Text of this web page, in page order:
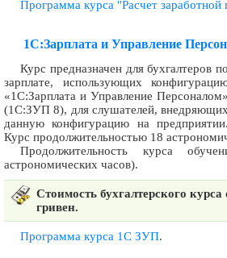
Программа курса "Расчет
1С:Зарплата и Управление
Курс предназначен для бухгалтеров по
зарплате, использующих
«1С:Зарплата и Управление Персоналом»
(1С:ЗУП 8), для слушателей, внедряющих
данную конфигурацию на предприятии.
Курс продолжительностью 18
Продолжительность курса
астрономических часов).
Стоимость бухгалтерского курса
гривен.
Программа курса 1С ЗУП.